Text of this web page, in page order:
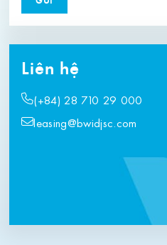
Liên hệ
(+84) 28 710 29 000
leasing@bwidjsc.com